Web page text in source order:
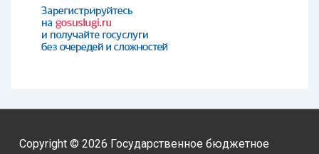
Copyright © 2026 Государственное бюджетное